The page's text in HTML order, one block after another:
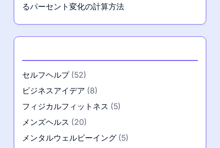
るパーセント変化の計算方法
セルフヘルプ(52)
ビジネスアイデア (8)
フィジカルフィットネス (5)
メンズヘルス (20)
メンタルウェルビーイング (5)